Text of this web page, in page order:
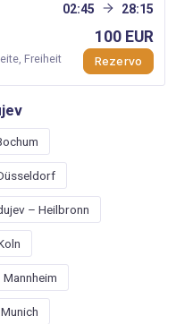
02:45 28:15
Freiheit
100 EUR
Rezervo
– Heilbronn